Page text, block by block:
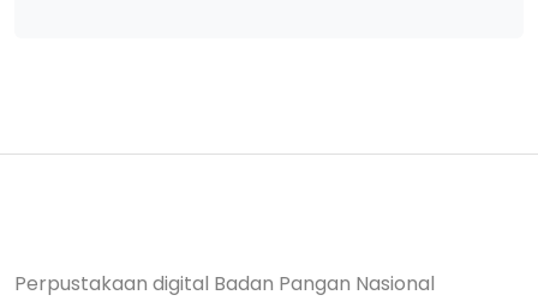
Perpustakaan digital Badan Pangan Nasional